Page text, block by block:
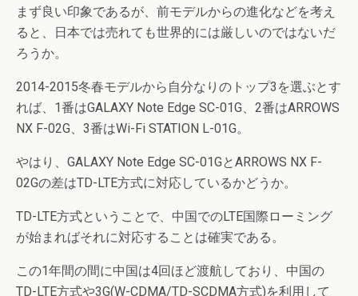
まず良い印象であるが、前モデルからの進化などを考え
ると、日本では売れても世界的には厳しいのではないだ
ろうか。
2014-2015冬春モデルから自分なりのトップ3を選ぶとす
れば、1番はGALAXY Note Edge SC-01G、2番はARROWS
NX F-02G、3番はWi-Fi STATION L-01G。
やはり、GALAXY Note Edge SC-01GとARROWS NX F-
02Gの差はTD-LTE方式に対応しているかどうか。
TD-LTE方式ということで、中国でのLTE国際ローミング
が始まればそれに対応することは確実である。
この1年間の間に中国は4回ほど渡航しており、中国の
TD-LTE方式や3G(W-CDMA/TD-SCDMA方式)を利用して